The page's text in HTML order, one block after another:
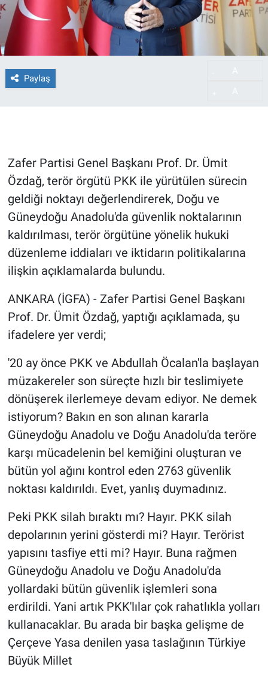
Paylaş
Zafer Partisi Genel Başkanı Prof. Dr. Ümit
Özdağ, terör örgütü PKK ile yürütülen sürecin
geldiği noktayı değerlendirerek, Doğu ve
Güneydoğu Anadolu'da güvenlik noktalarının
kaldırılması, terör örgütüne yönelik hukuki
düzenleme iddiaları ve iktidarın politikalarına
ilişkin açıklamalarda bulundu.
ANKARA (İGFA) - Zafer Partisi Genel Başkanı
Prof. Dr. Ümit Özdağ, yaptığı açıklamada, şu
ifadelere yer verdi;
'20 ay önce PKK ve Abdullah Öcalan'la başlayan
müzakereler son süreçte hızlı bir teslimiyete
dönüşerek ilerlemeye devam ediyor. Ne demek
istiyorum? Bakın en son alınan kararla
Güneydoğu Anadolu ve Doğu Anadolu'da teröre
karşı mücadelenin bel kemiğini oluşturan ve
bütün yol ağını kontrol eden 2763 güvenlik
noktası kaldırıldı. Evet, yanlış duymadınız.
Peki PKK silah bıraktı mı? Hayır. PKK silah
depolarının yerini gösterdi mi? Hayır. Terörist
yapısını tasfiye etti mi? Hayır. Buna rağmen
Güneydoğu Anadolu ve Doğu Anadolu'da
yollardaki bütün güvenlik işlemleri sona
erdirildi. Yani artık PKK'lılar çok rahatlıkla yolları
kullanacaklar. Bu arada bir başka gelişme de
Çerçeve Yasa denilen yasa taslağının Türkiye
Büyük Millet